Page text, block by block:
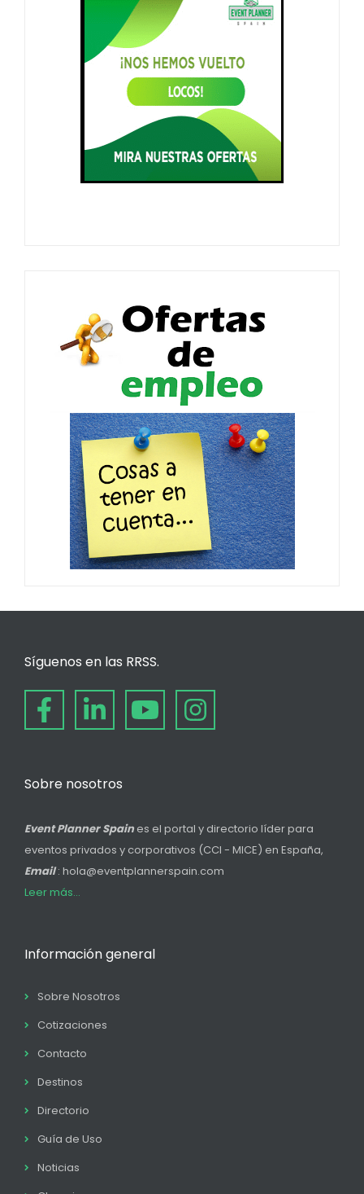
Síguenos en las RRSS.
Sobre nosotros
Event Planner Spain es el portal y directorio líder para
eventos privados y corporativos (CCI - MICE) en España,
Email: hola@eventplannerspain.com
Leer más...
Información general
Sobre Nosotros
Cotizaciones
Contacto
Destinos
Directorio
Guía de Uso
Noticias